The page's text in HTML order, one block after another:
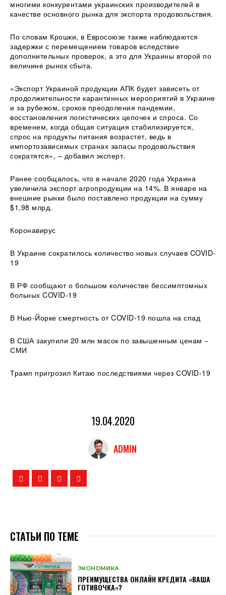
многими конкурентами украинских производителей в
качестве основного рынка для экспорта продовольствия.
По словам Крошки, в Евросоюзе также наблюдаются
задержки с перемещением товаров вследствие
дополнительных проверок, а это для Украины второй по
величине рынок сбыта.
«Экспорт Украиной продукции АПК будет зависеть от
продолжительности карантинных мероприятий в Украине
и за рубежом, сроков преодоления пандемии,
восстановления логистических цепочек и спроса. Со
временем, когда общая ситуация стабилизируется,
спрос на продукты питания возрастет, ведь в
импортозависимых странах запасы продовольствия
сократятся», – добавил эксперт.
Ранее сообщалось, что в начале 2020 года Украина
увеличила экспорт агропродукции на 14%. В январе на
внешние рынки было поставлено продукции на сумму
$1,98 млрд.
Коронавирус
В Украине сократилось количество новых случаев COVID-
19
В РФ сообщают о большом количестве бессимптомных
больных COVID-19
В Нью-Йорке смертность от COVID-19 пошла на спад
В США закупили 20 млн масок по завышенным ценам −
СМИ
Трамп пригрозил Китаю последствиями через СOVID-19
19.04.2020
ADMIN
СТАТЬИ ПО ТЕМЕ
ЭКОНОМИКА
ПРЕИМУЩЕСТВА ОНЛАЙН КРЕДИТА «ВАША
ГОТИВОЧКА»?